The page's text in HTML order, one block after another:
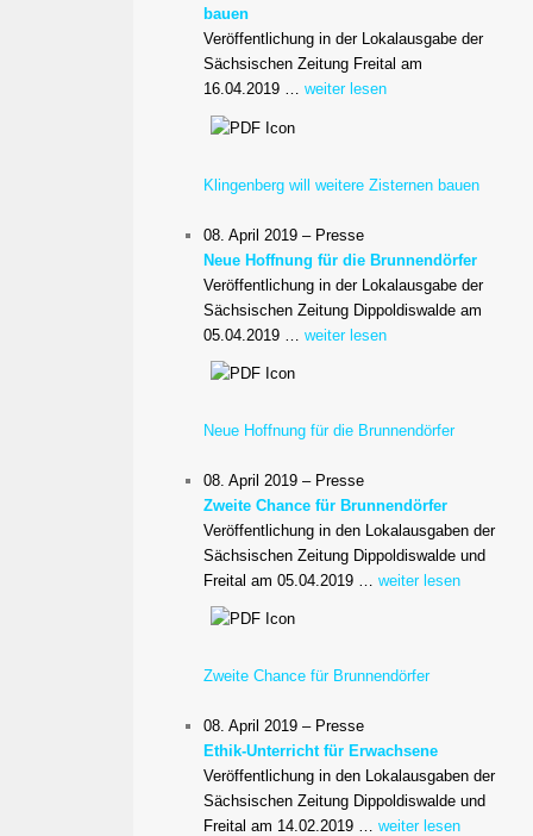
bauen
Veröffentlichung in der Lokalausgabe der
Sächsischen Zeitung Freital am
16.04.2019 …weiter lesen
Klingenberg will weitere Zisternen bauen
08. April 2019 – Presse
Neue Hoffnung für die Brunnendörfer
Veröffentlichung in der Lokalausgabe der
Sächsischen Zeitung Dippoldiswalde am
05.04.2019 …weiter lesen
Neue Hoffnung für die Brunnendörfer
08. April 2019 – Presse
Zweite Chance für Brunnendörfer
Veröffentlichung in den Lokalausgaben der
Sächsischen Zeitung Dippoldiswalde und
Freital am 05.04.2019 …weiter lesen
Zweite Chance für Brunnendörfer
08. April 2019 – Presse
Ethik-Unterricht für Erwachsene
Veröffentlichung in den Lokalausgaben der
Sächsischen Zeitung Dippoldiswalde und
Freital am 14.02.2019 …weiter lesen